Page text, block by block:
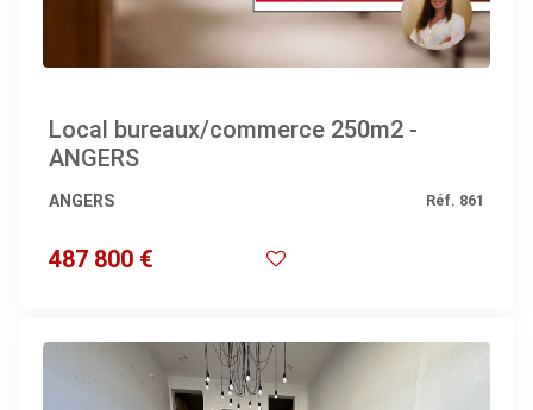
Local bureaux/commerce 250m2 -
ANGERS
ANGERS Réf. 861
487 800 €